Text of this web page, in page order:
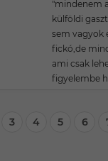
"mindenem
külföldi
sem vagyok
fickó,de
ami csak
figyelembe
3 4 5 6